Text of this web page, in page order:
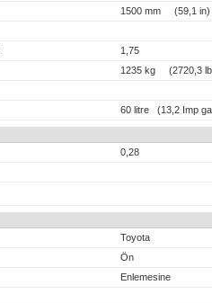
1500 mm (59,1 in)
1,75
1235 kg (2720,3
60 litre (13,2 Imp
0,28
Toyota
Ön
Enlemesine